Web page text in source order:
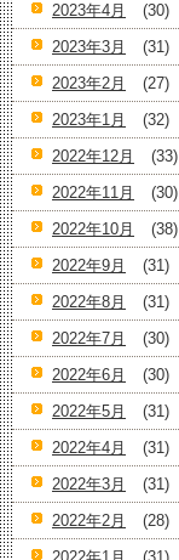
2023年4月
(30)
2023年3月
(31)
2023年2月
(27)
2023年1月
(32)
2022年12月
(33)
2022年11月
(30)
2022年10月
(38)
2022年9月
(31)
2022年8月
(31)
2022年7月
(30)
2022年6月
(30)
2022年5月
(31)
2022年4月
(31)
2022年3月
(31)
2022年2月
(28)